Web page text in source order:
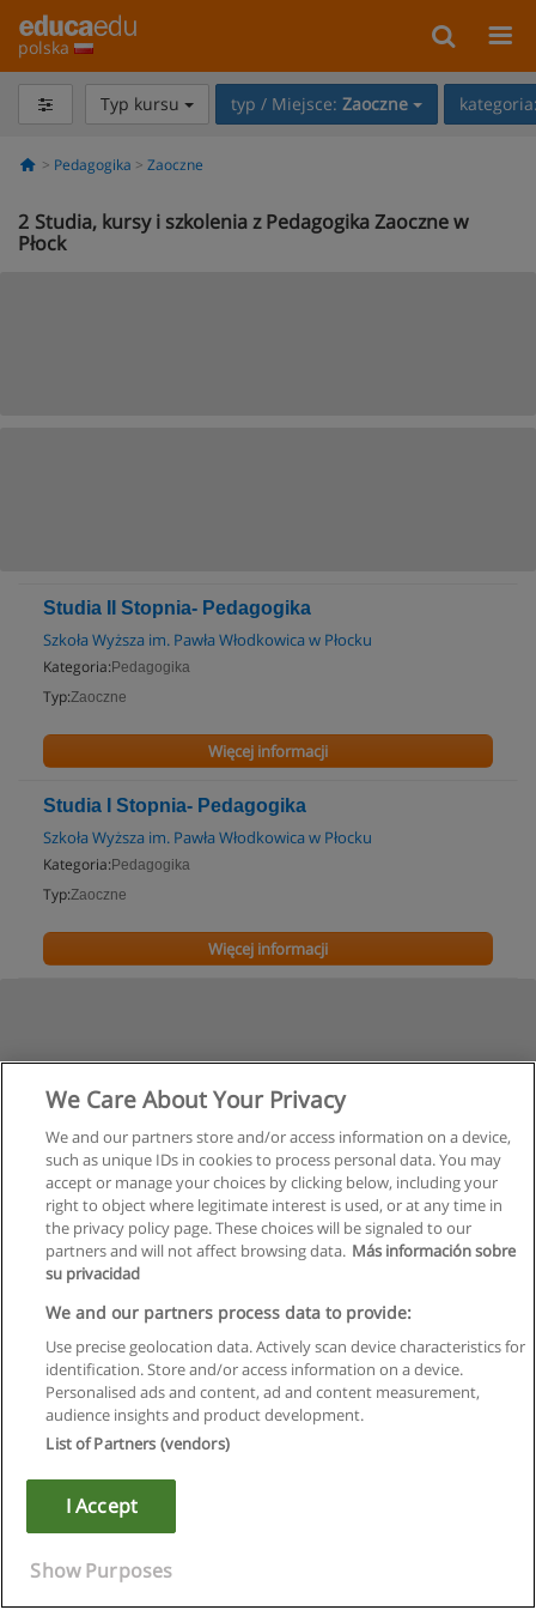
polska
Typ kursu typ / Miejsce: Zaoczne
Pedagogika Zaoczne
2 Studia, kursy i szkolenia z Pedagogika Zaoczne w
Płock
Studia II Stopnia- Pedagogika
Szkoła Wyższa im. Pawła Włodkowica w Płocku
Kategoria: Pedagogika
Typ:Zaoczne
Więcej informacji
Studia I Stopnia- Pedagogika
Szkoła Wyższa im. Pawła Włodkowica w Płocku
Kategoria: Pedagogika
Typ:Zaoczne
Więcej informacji
Regulamin
Polityka ochrony danych osobowych
Copyright © Educaedu Business S.L. - CIF : B-95610580: -
We Care About Your Privacy
We and our partners store and/or access information on a device,
such as unique IDs in cookies to process personal data. You may
accept or manage your choices by clicking below, including your
right to object where legitimate interest is used, or at any time in
the privacy policy page. These choices will be signaled to our
partners and will not affect browsing data. Más información sobre
su privacidad
We and our partners process data to provide:
Use precise geolocation data. Actively scan device characteristics for
identification. Store and/or access information on a device.
Personalised ads and content, ad and content measurement,
audience insights and product development.
List of Partners (vendors)
I Accept
Show Purposes